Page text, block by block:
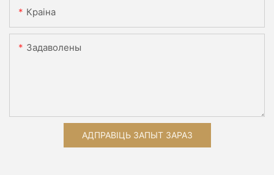
Краіна
Задаволены
АДПРАВІЦЬ ЗАПЫТ ЗАРАЗ